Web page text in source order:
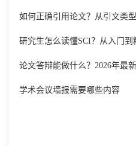
如何正确引用论文？从引文类
研究生怎么读懂SCI？从入门
论文答辩能做什么？2026年最
学术会议墙报需要哪些内容